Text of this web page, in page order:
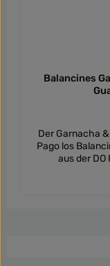
Balancines
Der Garnacha
Pago los
aus der DO